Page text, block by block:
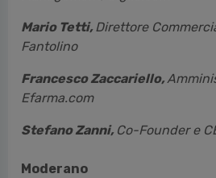
Mario Tetti, Direttore
Fantolino
Francesco Zaccariello,
Efarma.com
Stefano Zanni, Co-Founder e
Moderano